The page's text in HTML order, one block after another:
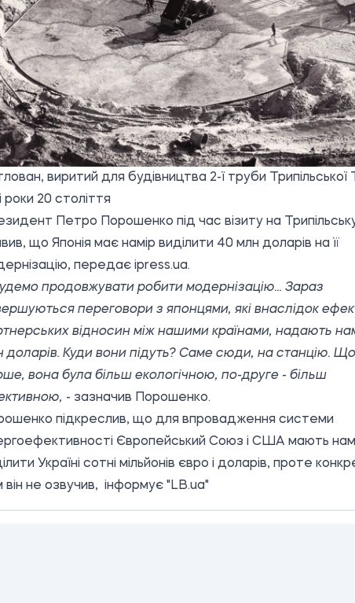
виритий для будівництва 2-ї труби Трипільської
роки 20 століття
Петро Порошенко під час візиту на
що Японія має намір виділити 40 млн доларів на її
передає ipress.ua.
продовжувати робити модернізацію... Зараз
переговори з японцями, які внаслідок
відносин між нашими країнами, надають
доларів. Куди вони підуть? Саме сюди, на станцію.
вона була більш екологічною, по-друге - більш
- зазначив Порошенко.
підкреслив, що для впровадження системи
Європейський Союз і США мають
Україні сотні мільйонів євро і доларів, проте
він не озвучив, інформує "LB.ua"